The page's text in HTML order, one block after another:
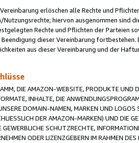
erlöschen alle Rechte und
Nutzungsrechte; hiervon ausgenommen sind
Rechte und Pflichten der Parteien
Beendigung dieser Vereinbarung
aus dieser Vereinbarung und der
DIE AMAZON-WEBSITE, PRODUKTE UND
INHALTE, DIE
DOMAIN-NAMEN, MARKEN UND
DER AMAZON-MARKEN) UND DIE
SCHUTZRECHTE,
ODER LIZENZGEBERN IM RAHMEN